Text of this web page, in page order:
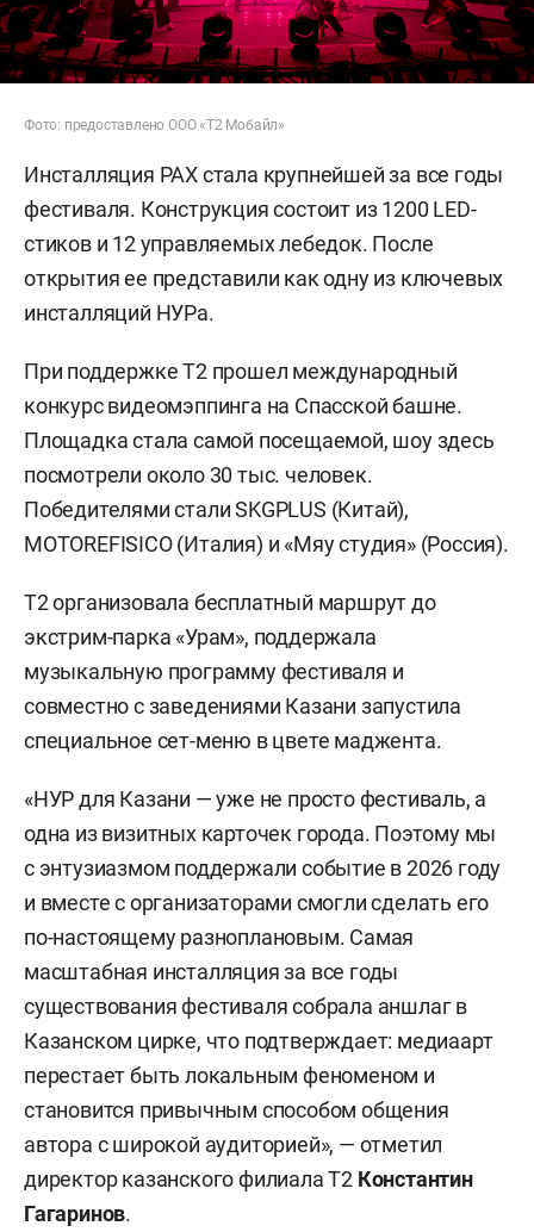
Фото: предоставлено ООО «Т2 Мобайл»
Инсталляция PAX стала крупнейшей за все годы
фестиваля. Конструкция состоит из 1200 LED-
стиков и 12 управляемых лебедок. После
открытия ее представили как одну из ключевых
инсталляций НУРа.
При поддержке Т2 прошел международный
конкурс видеомэппинга на Спасской башне.
Площадка стала самой посещаемой, шоу здесь
посмотрели около 30 тыс. человек.
Победителями стали SKGPLUS (Китай),
MOTOREFISICO (Италия) и «Мяу студия» (Россия).
T2 организовала бесплатный маршрут до
экстрим-парка «Урам», поддержала
музыкальную программу фестиваля и
совместно с заведениями Казани запустила
специальное сет-меню в цвете маджента.
«НУР для Казани — уже не просто фестиваль, а
одна из визитных карточек города. Поэтому мы
с энтузиазмом поддержали событие в 2026 году
и вместе с организаторами смогли сделать его
по-настоящему разноплановым. Самая
масштабная инсталляция за все годы
существования фестиваля собрала аншлаг в
Казанском цирке, что подтверждает: медиаарт
перестает быть локальным феноменом и
становится привычным способом общения
автора с широкой аудиторией», — отметил
директор казанского филиала Т2 Константин
Гагаринов.